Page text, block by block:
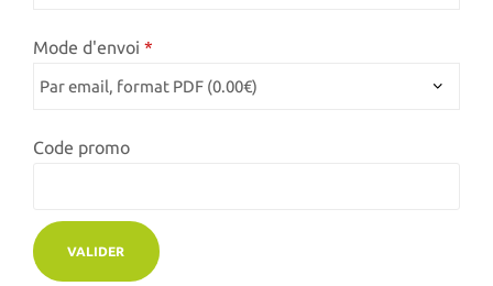
Mode d'envoi
Code promo